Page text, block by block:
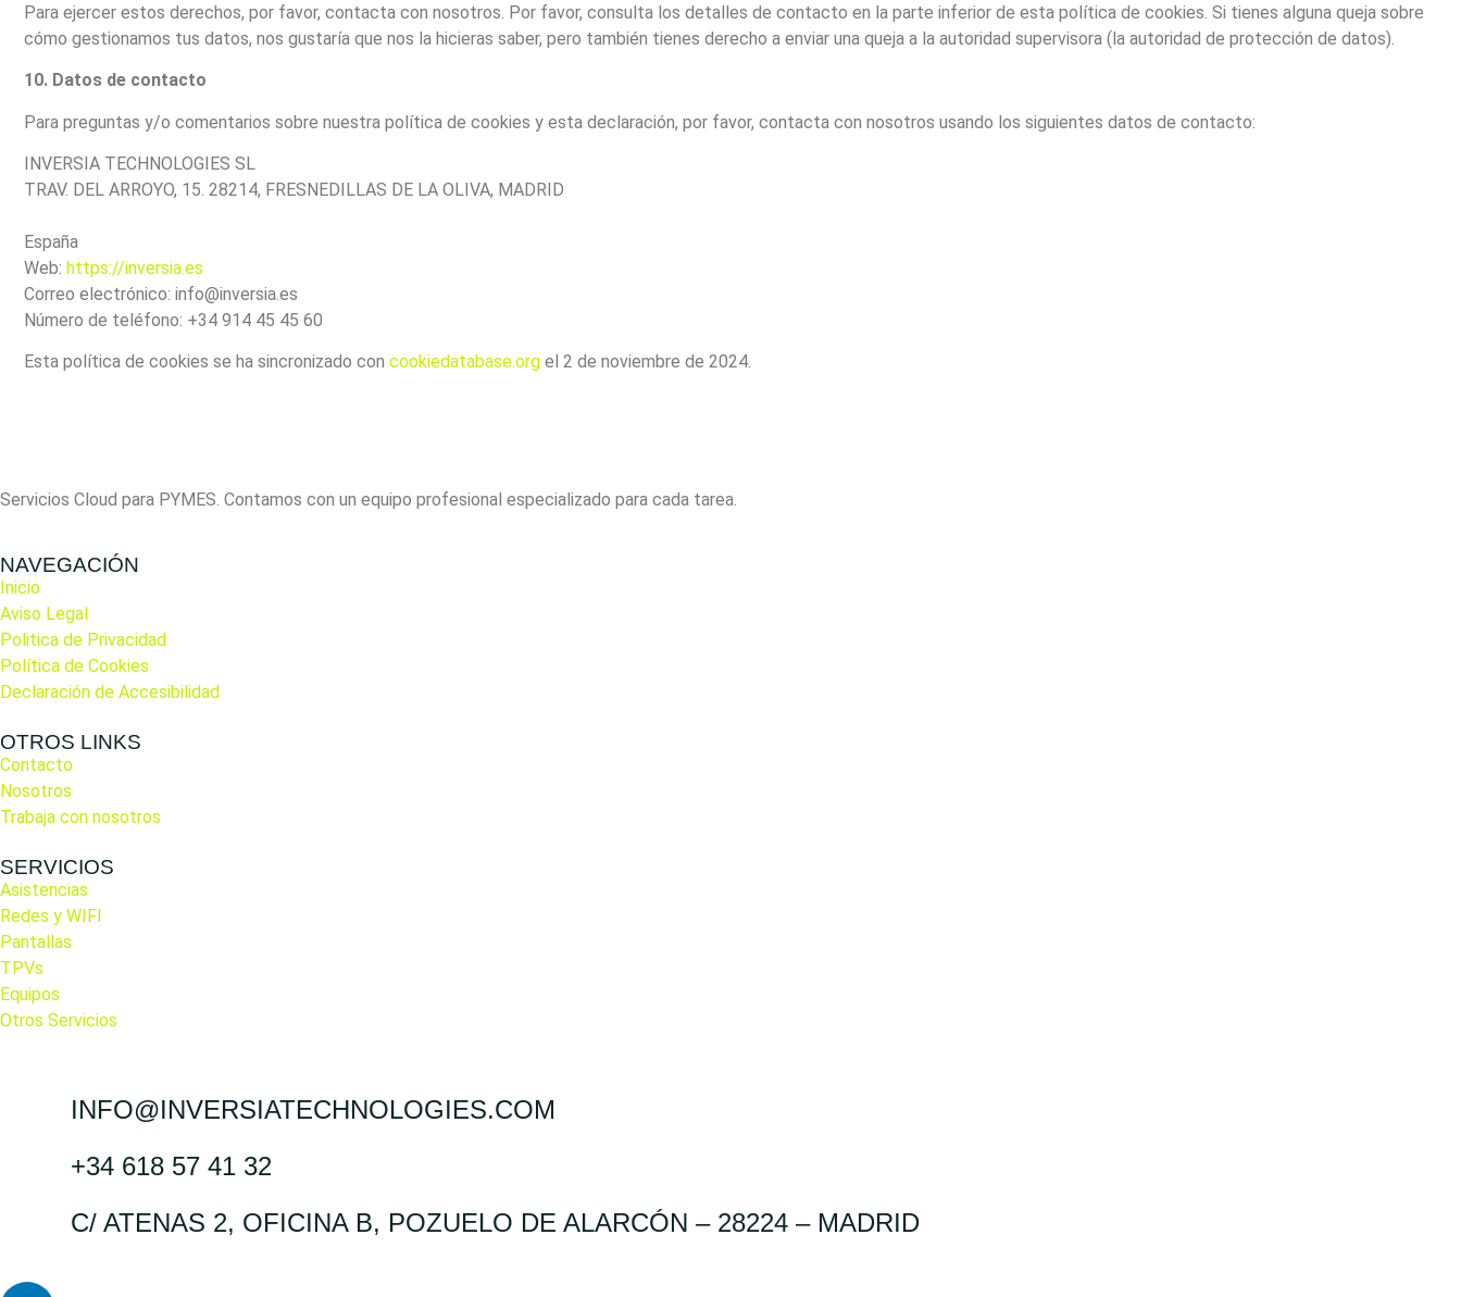
Para ejercer estos derechos, por favor, contacta con nosotros. Por favor, consulta los detalles de contacto en la parte inferior de esta política de cookies. Si tienes alguna queja sobre
cómo gestionamos tus datos, nos gustaría que nos la hicieras saber, pero también tienes derecho a enviar una queja a la autoridad supervisora (la autoridad de protección de datos).
10. Datos de contacto
Para preguntas y/o comentarios sobre nuestra política de cookies y esta declaración, por favor, contacta con nosotros usando los siguientes datos de contacto:
INVERSIA TECHNOLOGIES SL
TRAV. DEL ARROYO, 15. 28214, FRESNEDILLAS DE LA OLIVA, MADRID
España
Web: https://inversia.es
Correo electrónico: info@inversia.es
Número de teléfono: +34 914 45 45 60
Esta política de cookies se ha sincronizado con cookiedatabase.org el 2 de noviembre de 2024.
Servicios Cloud para PYMES. Contamos con un equipo profesional especializado para cada tarea.
NAVEGACIÓN
Inicio
Aviso Legal
Politica de Privacidad
Política de Cookies
Declaración de Accesibilidad
OTROS LINKS
Contacto
Nosotros
Trabaja con nosotros
SERVICIOS
Asistencias
Redes y WIFI
Pantallas
TPVs
Equipos
Otros Servicios
INFO@INVERSIATECHNOLOGIES.COM
+34 618 57 41 32
C/ ATENAS 2, OFICINA B, POZUELO DE ALARCÓN – 28224 – MADRID